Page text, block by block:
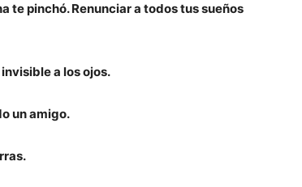
te pinchó. Renunciar a todos tus sueños
a los ojos.
un amigo.